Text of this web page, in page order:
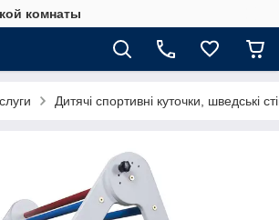
комнаты
Дитячі спортивні куточки, шведські